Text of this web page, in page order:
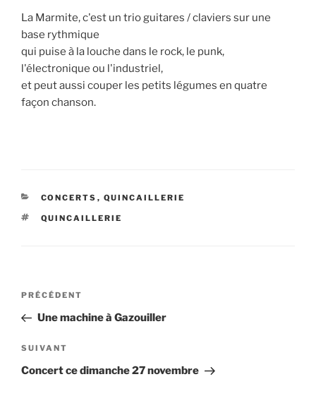
La Marmite, c'est un trio guitares / claviers sur une
base rythmique
qui puise à la louche dans le rock, le punk,
l'électronique ou l'industriel,
et peut aussi couper les petits légumes en quatre
façon chanson.
CATÉGORIES
CONCERTS , QUINCAILLERIE
ÉTIQUETTES
QUINCAILLERIE
Navigation
l’article
Article
précédent
PRÉCÉDENT
Une machine à Gazouiller
Article
suivant
SUIVANT
Concert ce dimanche 27 novembre